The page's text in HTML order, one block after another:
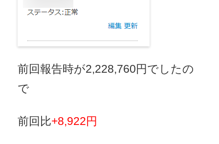
前回報告時が2,228,760円でしたの
で
前回比+8,922円